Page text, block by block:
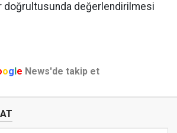
doğrultusunda değerlendirilmesi
ogle News'de takip et